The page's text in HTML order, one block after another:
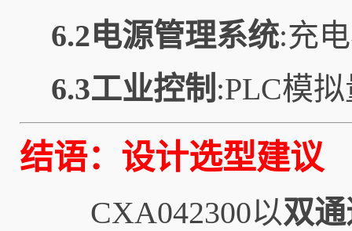
6.2电源管理系统:充
6.3工业控制:PLC模
结语：设计选型建议
CXA042300以双